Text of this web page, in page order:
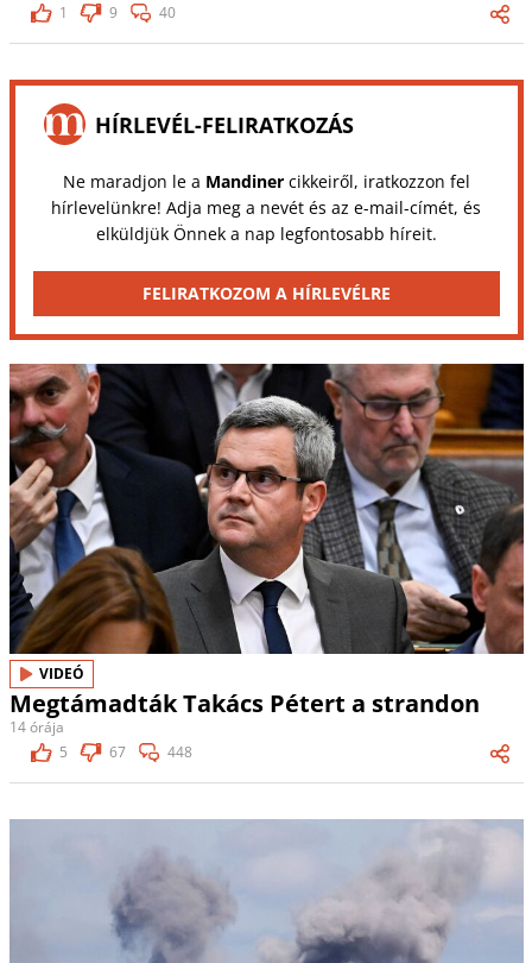
1
9 40
HÍRLEVÉL-FELIRATKOZÁS
Ne maradjon le a Mandinercikkeiről, iratkozzon fel
hírlevelünkre! Adja meg a nevét és az e-mail-címét, és
elküldjük Önnek a nap legfontosabb híreit.
FELIRATKOZOM A HÍRLEVÉLRE
VIDEÓ
Megtámadták Takács Pétert a strandon
14 órája
5
67 448